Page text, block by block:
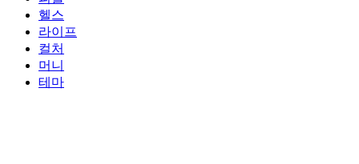
헬스
라이프
컬처
머니
테마